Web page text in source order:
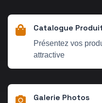
Catalogue
Présentez vos
attractive
Galerie Photos